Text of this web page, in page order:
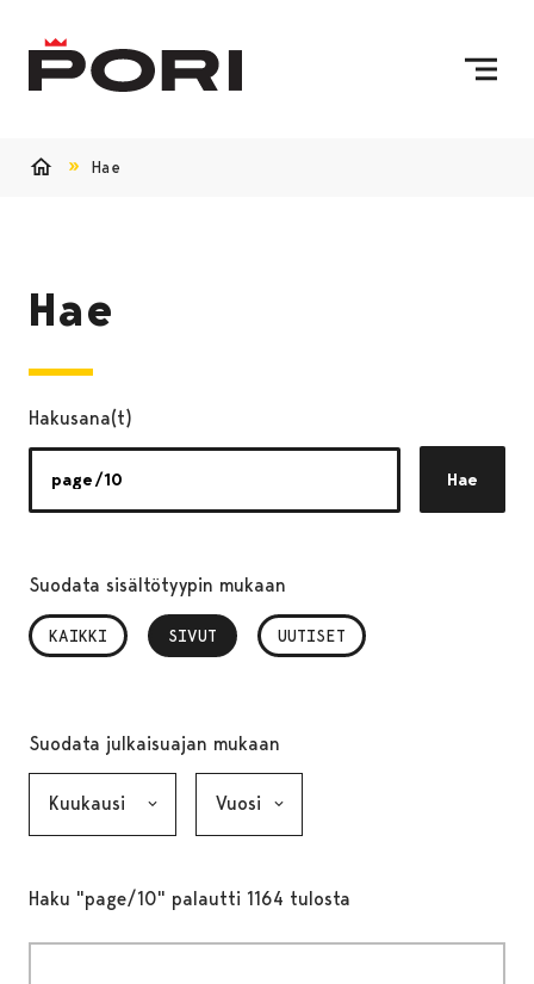
Hae
Hae
Hakusana(t)
Hae
Suodata sisältötyypin mukaan
KAIKKI SIVUT
, VALITTU UUTISET
Suodata julkaisuajan mukaan
Haku "page/10" palautti 1164 tulosta